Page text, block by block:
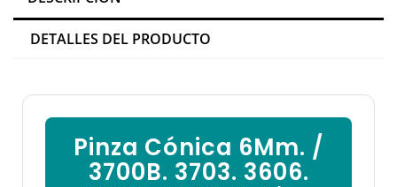
DETALLES DEL PRODUCTO
Pinza Cónica 6Mm. /
3700B. 3703. 3606.